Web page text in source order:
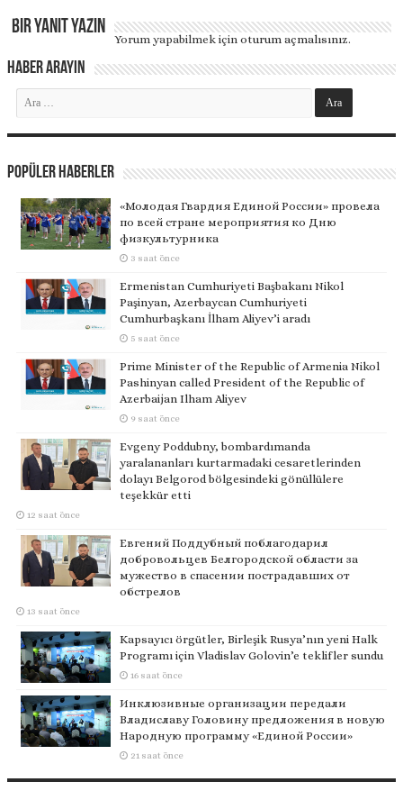
Bir yanıt yazın
Yorum yapabilmek içinoturum açmalısınız.
Haber Arayın
Popüler Haberler
«Молодая Гвардия Единой России» провела
по всей стране мероприятия ко Дню
физкультурника
3 saat önce
Ermenistan Cumhuriyeti Başbakanı Nikol
Paşinyan, Azerbaycan Cumhuriyeti
Cumhurbaşkanı İlham Aliyev’i aradı
5 saat önce
Prime Minister of the Republic of Armenia Nikol
Pashinyan called President of the Republic of
Azerbaijan Ilham Aliyev
9 saat önce
Evgeny Poddubny, bombardımanda
yaralananları kurtarmadaki cesaretlerinden
dolayı Belgorod bölgesindeki gönüllülere
teşekkür etti
12 saat önce
Евгений Поддубный поблагодарил
добровольцев Белгородской области за
мужество в спасении пострадавших от
обстрелов
13 saat önce
Kapsayıcı örgütler, Birleşik Rusya’nın yeni Halk
Programı için Vladislav Golovin’e teklifler sundu
16 saat önce
Инклюзивные организации передали
Владиславу Головину предложения в новую
Народную программу «Единой России»
21 saat önce